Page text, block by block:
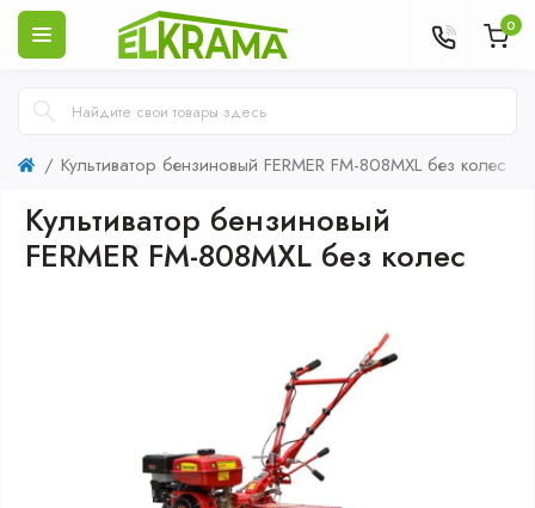
0
Культиватор бензиновый FERMER FM-808MXL без колес
Культиватор бензиновый
FERMER FM-808MXL без колес